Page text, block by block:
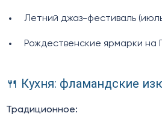
Летний джаз-фестиваль
Рождественские ярмарки на
🍴 Кухня: фламандские
Традиционное: